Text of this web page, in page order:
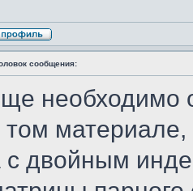
сообщения:
необходимо
том
с двойным